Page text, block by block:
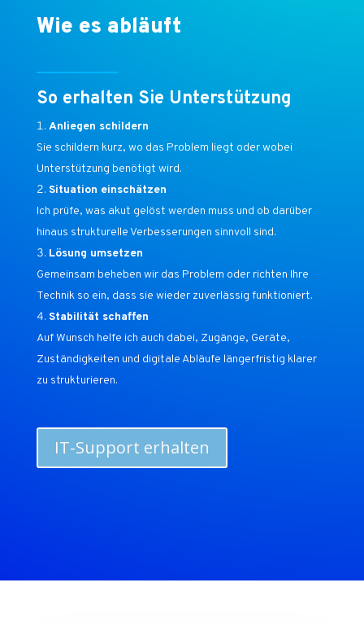
Wie es abläuft
So erhalten Sie Unterstützung
Anliegen schildern
Sie schildern kurz, wo das Problem liegt oder wobei
Unterstützung benötigt wird.
Situation einschätzen
Ich prüfe, was akut gelöst werden muss und ob darüber
hinaus strukturelle Verbesserungen sinnvoll sind.
Lösung umsetzen
Gemeinsam beheben wir das Problem oder richten Ihre
Technik so ein, dass sie wieder zuverlässig funktioniert.
Stabilität schaffen
Auf Wunsch helfe ich auch dabei, Zugänge, Geräte,
Zuständigkeiten und digitale Abläufe längerfristig klarer
zu strukturieren.
IT-Support erhalten